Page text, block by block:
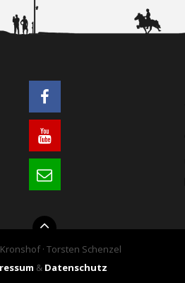
· Torsten Schenzel
& Datenschutz